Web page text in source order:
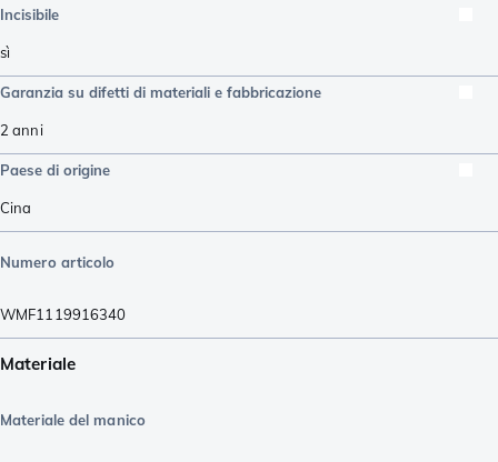
Incisibile
sì
Garanzia su difetti di materiali e fabbricazione
2 anni
Paese di origine
Cina
Numero articolo
WMF1119916340
Materiale
Materiale del manico